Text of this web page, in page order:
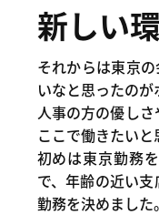
新しい
それからは東京
いなと思ったのが
人事の方の優しさ
ここで働きたいと
初めは東京勤務
で、年齢の近い
勤務を決めました。